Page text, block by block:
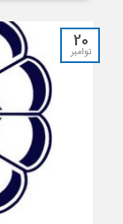
20
نوامبر